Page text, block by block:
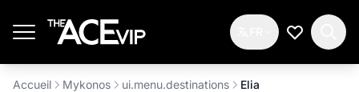
Ma Liste
Accueil Mykonos ui.menu.destinations Elia